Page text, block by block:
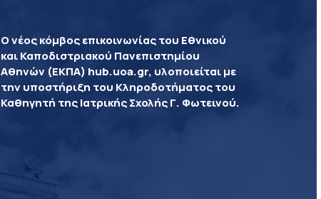
Ο νέος κόμβος επικοινωνίας του Εθνικού
και Καποδιστριακού Πανεπιστημίου
Αθηνών (ΕΚΠΑ) hub.uoa.gr, υλοποιείται με
την υποστήριξη του Κληροδοτήματος του
Καθηγητή της Ιατρικής Σχολής Γ. Φωτεινού.